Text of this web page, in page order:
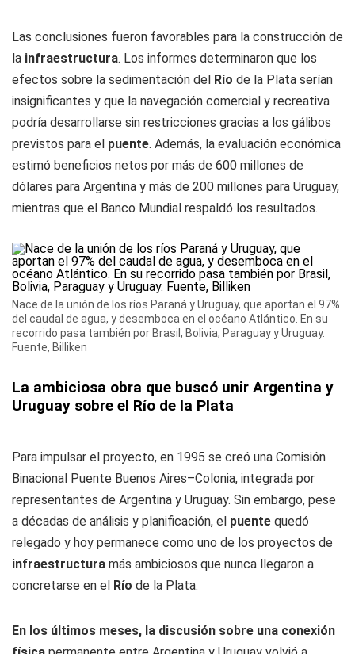
Las conclusiones fueron favorables para la construcción de
la infraestructura. Los informes determinaron que los
efectos sobre la sedimentación del Río de la Plata serían
insignificantes y que la navegación comercial y recreativa
podría desarrollarse sin restricciones gracias a los gálibos
previstos para el puente. Además, la evaluación económica
estimó beneficios netos por más de 600 millones de
dólares para Argentina y más de 200 millones para Uruguay,
mientras que el Banco Mundial respaldó los resultados.
Nace de la unión de los ríos Paraná y Uruguay, que aportan el 97%
del caudal de agua, y desemboca en el océano Atlántico. En su
recorrido pasa también por Brasil, Bolivia, Paraguay y Uruguay.
Fuente, Billiken
La ambiciosa obra que buscó unir Argentina y
Uruguay sobre el Río de la Plata
Para impulsar el proyecto, en 1995 se creó una Comisión
Binacional Puente Buenos Aires–Colonia, integrada por
representantes de Argentina y Uruguay. Sin embargo, pese
a décadas de análisis y planificación, el puente quedó
relegado y hoy permanece como uno de los proyectos de
infraestructura más ambiciosos que nunca llegaron a
concretarse en el Río de la Plata.
En los últimos meses, la discusión sobre una conexión